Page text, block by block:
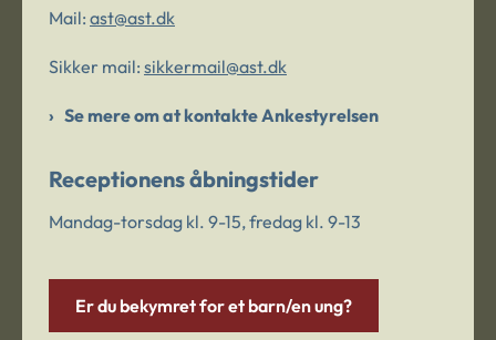
Mail: ast@ast.dk
Sikker mail: sikkermail@ast.dk
Se mere om at kontakte Ankestyrelsen
Receptionens åbningstider
Mandag-torsdag kl. 9-15, fredag kl. 9-13
Er du bekymret for et barn/en ung?